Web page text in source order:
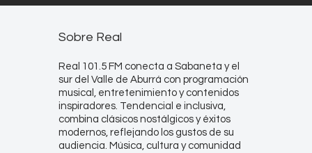
Sobre Real
Real 101.5 FM conecta a Sabaneta y el
sur del Valle de Aburrá con programación
musical, entretenimiento y contenidos
inspiradores. Tendencial e inclusiva,
combina clásicos nostálgicos y éxitos
modernos, reflejando los gustos de su
audiencia. Música, cultura y comunidad